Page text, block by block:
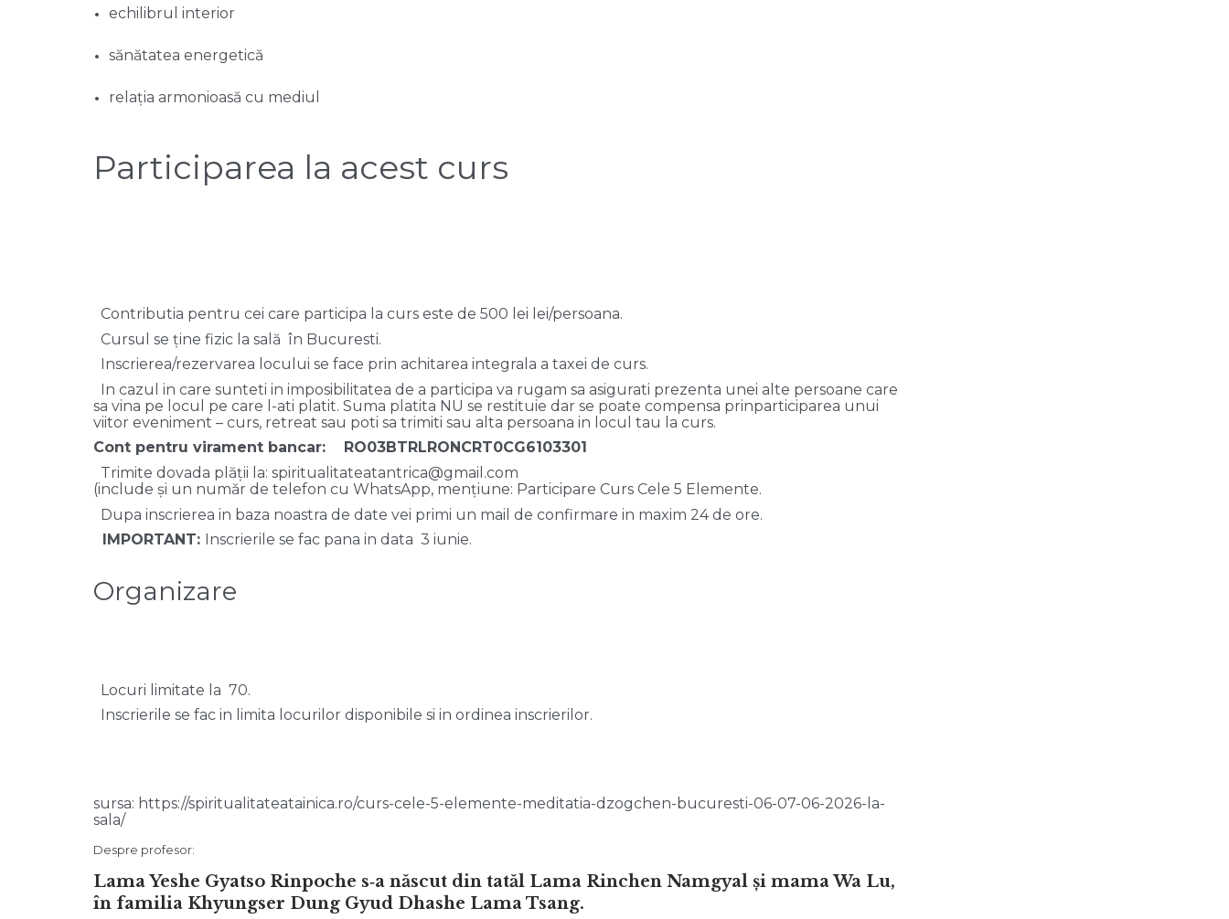
echilibrul interior
sănătatea energetică
relația armonioasă cu mediul
Participarea la acest curs
Contributia pentru cei care participa la curs este de 500 lei lei/persoana.
Cursul se ține fizic la sală în Bucuresti.
Inscrierea/rezervarea locului se face prin achitarea integrala a taxei de curs.
In cazul in care sunteti in imposibilitatea de a participa va rugam sa asigurati prezenta unei alte persoane care
sa vina pe locul pe care l-ati platit. Suma platita NU se restituie dar se poate compensa prinparticiparea unui
viitor eveniment – curs, retreat sau poti sa trimiti sau alta persoana in locul tau la curs.
Cont pentru virament bancar: RO03BTRLRONCRT0CG6103301
Trimite dovada plății la: spiritualitateatantrica@gmail.com
(include și un număr de telefon cu WhatsApp, mențiune: Participare Curs Cele 5 Elemente.
Dupa inscrierea in baza noastra de date vei primi un mail de confirmare in maxim 24 de ore.
IMPORTANT: Inscrierile se fac pana in data 3 iunie.
Organizare
Locuri limitate la 70.
Inscrierile se fac in limita locurilor disponibile si in ordinea inscrierilor.
sursa: https://spiritualitateatainica.ro/curs-cele-5-elemente-meditatia-dzogchen-bucuresti-06-07-06-2026-la-
sala/
Despre profesor:
Lama Yeshe Gyatso Rinpoche s‑a născut din tatăl Lama Rinchen Namgyal și mama Wa Lu,
în familia Khyungser Dung Gyud Dhashe Lama Tsang.